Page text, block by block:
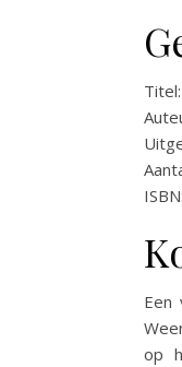
Een
op